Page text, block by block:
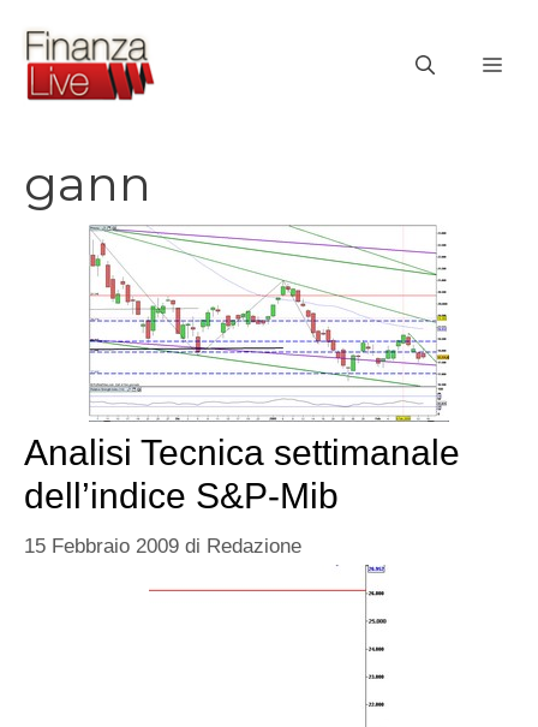
contenuto
gann
Analisi Tecnica settimanale
dell’indice S&P-Mib
15 Febbraio 2009 di Redazione